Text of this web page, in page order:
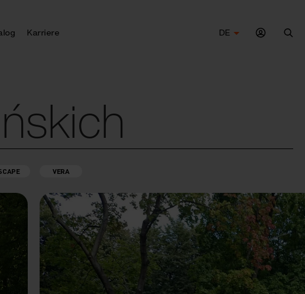
Karriere
DE
VERA